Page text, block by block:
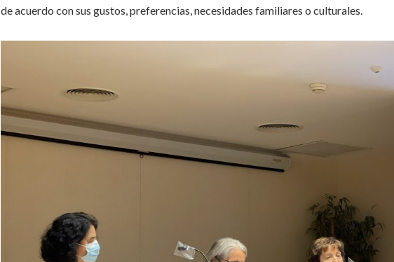
de acuerdo con sus gustos, preferencias, necesidades familiares o culturales.